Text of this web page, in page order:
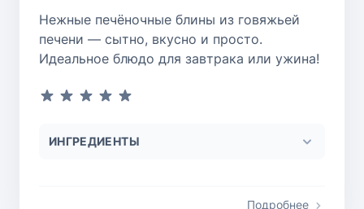
Нежные печёночные блины из говяжьей
печени — сытно, вкусно и просто.
Идеальное блюдо для завтрака или ужина!
ИНГРЕДИЕНТЫ
Подробнее